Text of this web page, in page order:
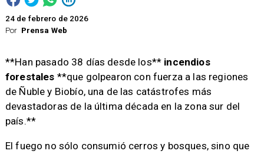
Por Prensa Web
24 de febrero de 2026
**Han pasado 38 días desde los** incendios
forestales **que golpearon con fuerza a las regiones
de Ñuble y Biobío, una de las catástrofes más
devastadoras de la última década en la zona sur del
país.**
El fuego no sólo consumió cerros y bosques, sino que